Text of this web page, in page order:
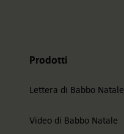
Prodotti
Lettera di Babbo Natale
Video di Babbo Natale